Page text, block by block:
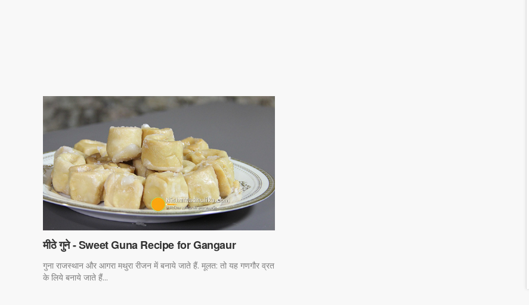
मीठे गुने - Sweet Guna Recipe for Gangaur
गुना राजस्थान और आगरा मथुरा रीजन में बनाये जाते हैं. मूलत: तो यह गणगौर व्रत
के लिये बनाये जाते हैं...